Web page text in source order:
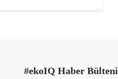
#ekoIQ Haber Bülteni